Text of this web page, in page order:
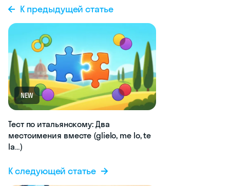
К предыдущей статье
NEW
Тест по итальянскому: Два
местоимения вместе (glielo, me lo, te
la…)
К следующей статье